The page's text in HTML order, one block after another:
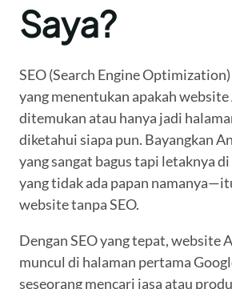
Saya?
SEO (Search Engine
yang menentukan apakah website
ditemukan atau hanya jadi
diketahui siapa pun. Bayangkan
yang sangat bagus tapi letaknya
yang tidak ada papan
website tanpa SEO.
Dengan SEO yang tepat, website
muncul di halaman pertama
seseorang mencari jasa atau